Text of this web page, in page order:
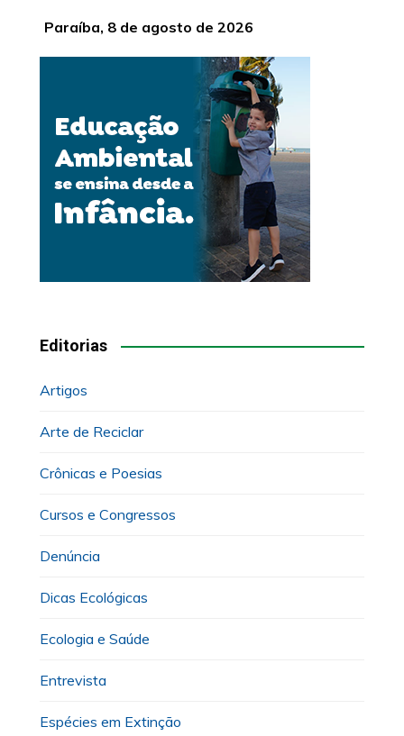
Paraíba, 8 de agosto de 2026
Editorias
Artigos
Arte de Reciclar
Crônicas e Poesias
Cursos e Congressos
Denúncia
Dicas Ecológicas
Ecologia e Saúde
Entrevista
Espécies em Extinção